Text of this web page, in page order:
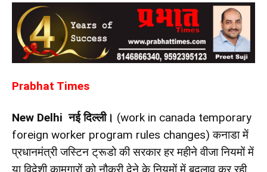
Prabhat Times
New Delhi नई दिल्ली। (work in canada temporary
foreign worker program rules changes) कनाडा में
प्रधानमंत्री जस्टिन ट्रूडो की सरकार हर महीने वीजा नियमों में